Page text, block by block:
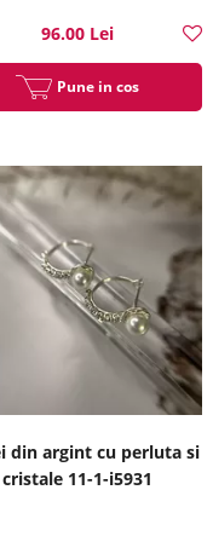
96.00 Lei
Pune in cos
din argint cu perluta si
cristale 11-1-i5931